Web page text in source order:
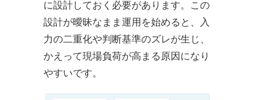
に設計しておく必要があります。この
設計が曖昧なまま運用を始めると、入
力の二重化や判断基準のズレが生じ、
かえって現場負荷が高まる原因になり
やすいです。